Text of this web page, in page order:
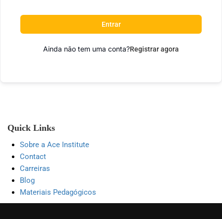
Entrar
Ainda não tem uma conta?Registrar agora
Quick Links
Sobre a Ace Institute
Contact
Carreiras
Blog
Materiais Pedagógicos